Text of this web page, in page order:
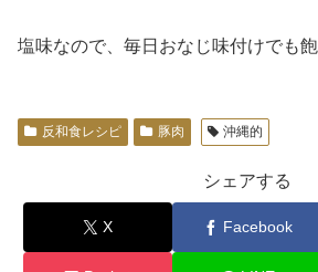
塩味なので、毎日おなじ味付けでも飽
反和食レシピ 豚肉 沖縄的
シェアする
X Facebook